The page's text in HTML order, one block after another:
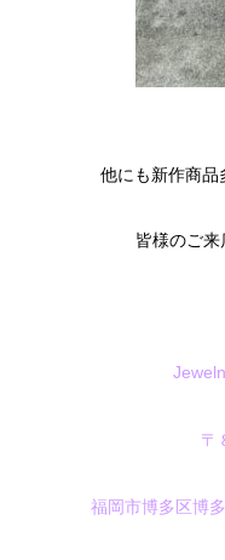
他にも新作商品
皆様のご
〒
福岡市博多区博